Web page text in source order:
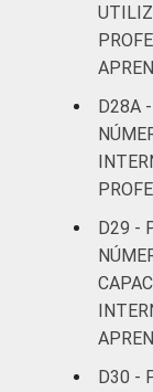
D28A
D29 -
D30 -